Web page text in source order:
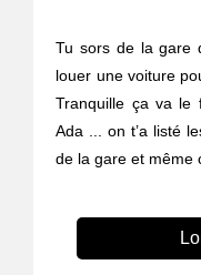
Tu sors de la gare
louer une voiture
Tranquille ça va le
Ada ... on t’a listé
de la gare et même